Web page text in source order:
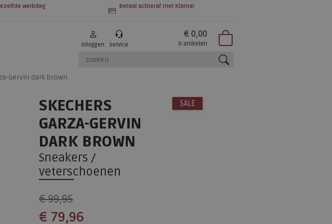
werkdag
Betaal achteraf met Klarna!
Inloggen Service
€ 0,00
0 artikelen
Gervin dark brown
SALE
SKECHERS
GARZA-GERVIN
DARK BROWN
Sneakers /
veterschoenen
€ 99,95
€ 79,96